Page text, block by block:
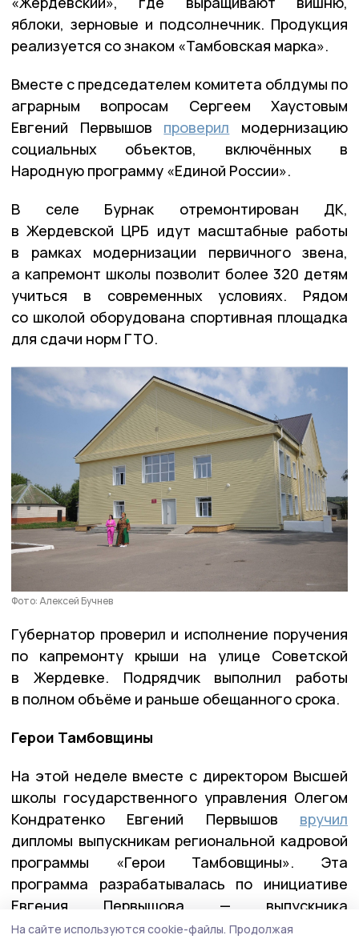
яблоки, зерновые и подсолнечник. Продукция
реализуется со знаком «Тамбовская марка».
Вместе с председателем комитета облдумы по
аграрным вопросам Сергеем Хаустовым
Евгений Первышов проверил модернизацию
социальных объектов, включённых в
Народную программу «Единой России».
В селе Бурнак отремонтирован ДК,
в Жердевской ЦРБ идут масштабные работы
в рамках модернизации первичного звена,
а капремонт школы позволит более 320 детям
учиться в современных условиях. Рядом
со школой оборудована спортивная площадка
для сдачи норм ГТО.
Фото: Алексей Бучнев
Губернатор проверил и исполнение поручения
по капремонту крыши на улице Советской
в Жердевке. Подрядчик выполнил работы
в полном объёме и раньше обещанного срока.
Герои Тамбовщины
На этой неделе вместе с директором Высшей
школы государственного управления Олегом
Кондратенко Евгений Первышов вручил
дипломы выпускникам региональной кадровой
программы «Герои Тамбовщины». Эта
программа разрабатывалась по инициативе
Евгения Первышова — выпускника
федеральной программы «Время героев», и
На сайте используются cookie-файлы. Продолжая